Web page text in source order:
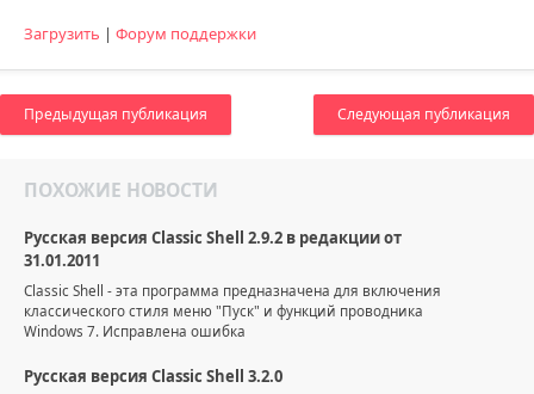
Загрузить | Форум поддержки
Предыдущая публикация Следующая публикация
ПОХОЖИЕ НОВОСТИ
Русская версия Classic Shell 2.9.2 в редакции от
31.01.2011
Classic Shell - эта программа предназначена для включения
классического стиля меню "Пуск" и функций проводника
Windows 7. Исправлена ошибка
Русская версия Classic Shell 3.2.0